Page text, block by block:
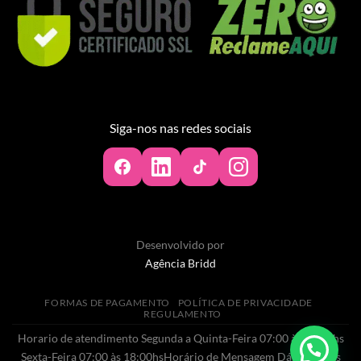
Siga-nos nas redes sociais
Desenvolvido por
Agência Bridd
FORMAS DE PAGAMENTO
POLÍTICA DE PRIVACIDADE
REGULAMENTO
Horario de atendimento Segunda a Quinta-Feira 07:00 às 20:00hs
Sexta-Feira 07:00 às 18:00hsHorário de Mensagem Dás 07:00 às